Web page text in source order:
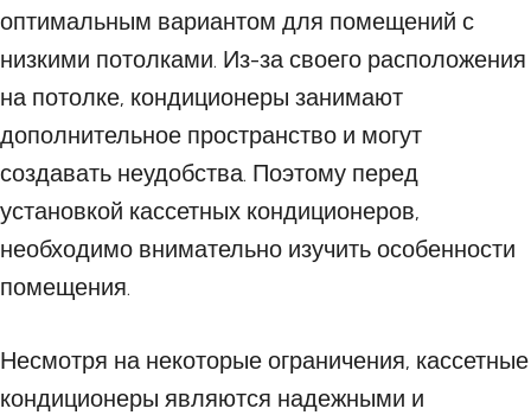
оптимальным вариантом для помещений с
низкими потолками. Из-за своего расположения
на потолке, кондиционеры занимают
дополнительное пространство и могут
создавать неудобства. Поэтому перед
установкой кассетных кондиционеров,
необходимо внимательно изучить особенности
помещения.
Несмотря на некоторые ограничения, кассетные
кондиционеры являются надежными и